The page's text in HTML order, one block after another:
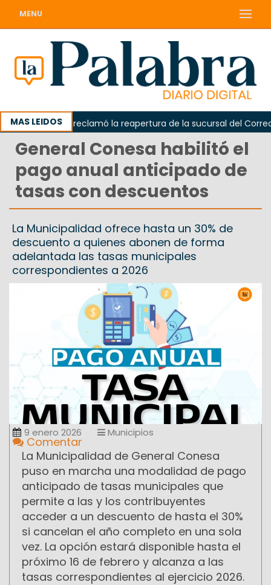
MENU
MAS LEIDOS
Odarda reclamó la reapertura de la sucursal del Correo
General Conesa habilitó el
pago anual anticipado de
tasas con descuentos
La Municipalidad ofrece hasta un 30% de
descuento a quienes abonen de forma
adelantada las tasas municipales
correspondientes a 2026
9 enero 2026 Municipios
Comentar
La Municipalidad de General Conesa
puso en marcha una modalidad de pago
anticipado de tasas municipales que
permite a las y los contribuyentes
acceder a un descuento de hasta el 30%
si cancelan el año completo en una sola
vez. La opción estará disponible hasta el
próximo 16 de febrero y alcanza a las
tasas correspondientes al ejercicio 2026.